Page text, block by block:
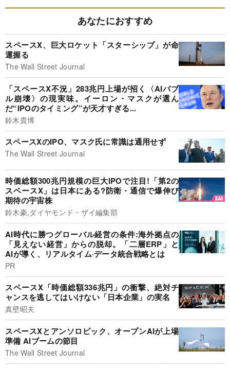
あなたにおすすめ
スペースX、巨大ロケット「スターシップ」が命
運握る
The Wall Street Journal
「スペースX不況」283兆円上場が招く〈AIバブ
ル崩壊〉の現実味。イーロン・マスクが選ん
だ“IPOのタイミング”が天才すぎる...
鈴木貴博
スペースXのIPO、マスク氏に常識は通用せず
The Wall Street Journal
時価総額300兆円規模の巨大IPOで注目!「第2の
スペースX」は日本にある?防衛・通信で爆伸び
期待の宇宙株
鈴木豪,ダイヤモンド・ザイ編集部
AI時代に勝つグローバル経営の条件:海外拠点の
「見えない経営」からの脱却。「二層ERP」と
AIが導く、リアルタイム·データ統合戦略とは
PR
スペースX「時価総額336兆円」の衝撃、絶対チ
ャンスを逃してはいけない「日本企業」の実名
真壁昭夫
スペースXとアンソロピック、オープンAIが上場
準備 AIブームの節目
The Wall Street Journal